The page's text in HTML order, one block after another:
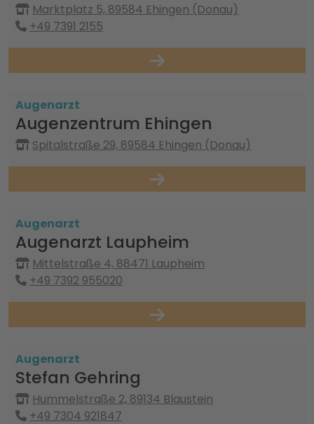
Marktplatz 5, 89584 Ehingen (Donau)
+49 7391 2155
Augenarzt
Augenzentrum Ehingen
Spitalstraße 29, 89584 Ehingen (Donau)
Augenarzt
Augenarzt Laupheim
Mittelstraße 4, 88471 Laupheim
+49 7392 955020
Augenarzt
Stefan Gehring
Hummelstraße 2, 89134 Blaustein
+49 7304 921847